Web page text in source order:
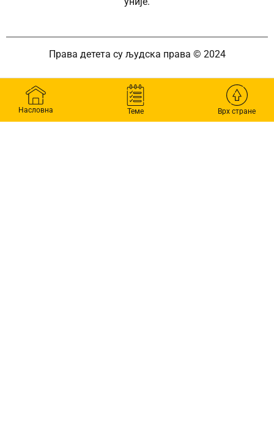
Права детета су људска права © 2024
Насловна Теме Врх стране